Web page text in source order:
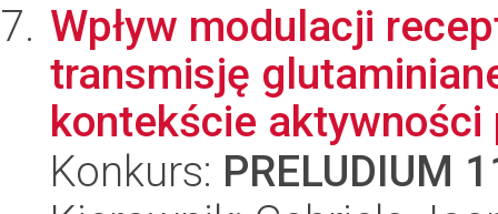
Wpływ modulacji
transmisję
kontekście aktywności
Konkurs: PRELUDIUM